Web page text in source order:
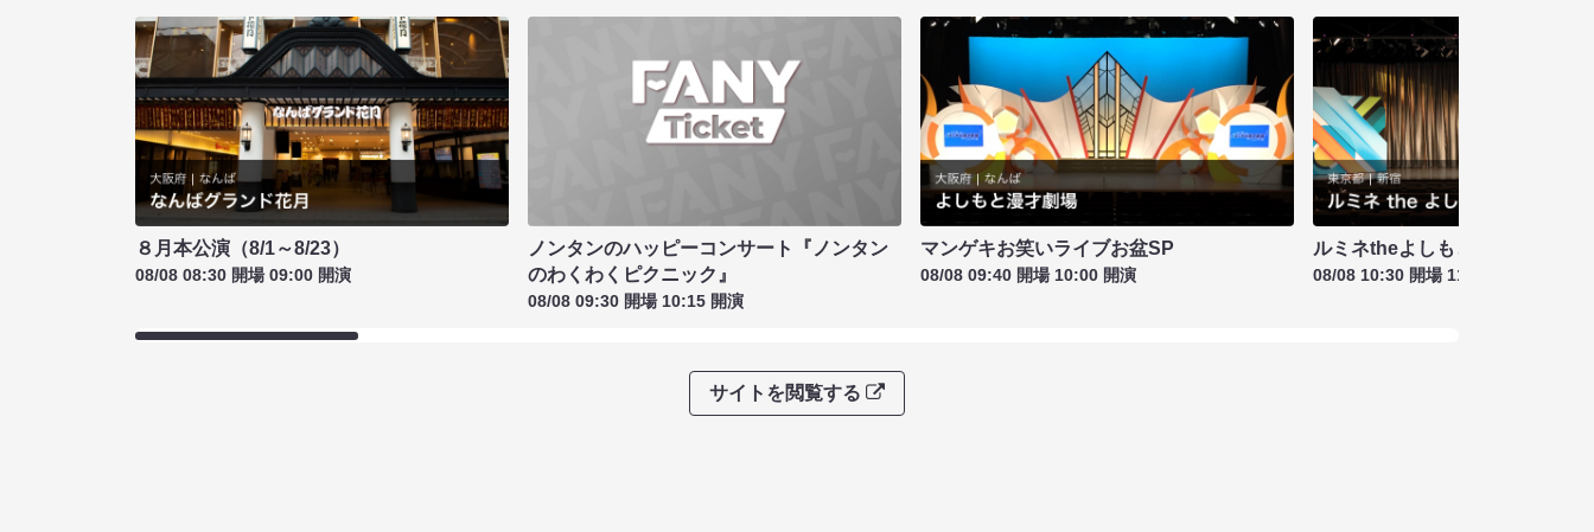
８月本公演（8/1～8/23）
08/08 08:30 開場 09:00 開演
ノンタンのハッピーコンサート『ノンタン
のわくわくピクニック』
08/08 09:30 開場 10:15 開演
マンゲキお笑いライブお盆SP
08/08 09:40 開場 10:00 開演
ルミネtheよしもと お盆特別興行
08/08 10:30 開場 11:00 開演
サイトを閲覧する